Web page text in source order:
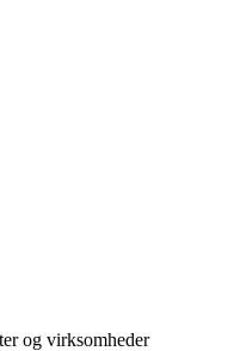
og virksomheder